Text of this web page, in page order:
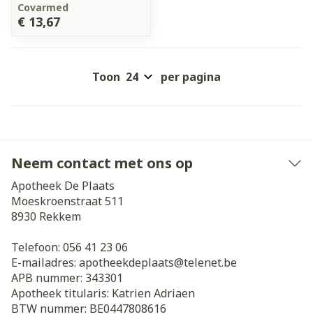
Covarmed
€ 13,67
Toon per pagina
Neem contact met ons op
Apotheek De Plaats
Moeskroenstraat 511
8930 Rekkem
Telefoon: 056 41 23 06
E-mailadres: apotheekdeplaats@telenet.be
APB nummer: 343301
Apotheek titularis: Katrien Adriaen
BTW nummer: BE0447808616